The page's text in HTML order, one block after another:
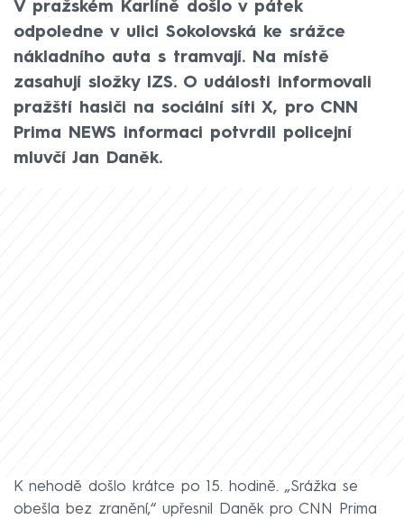
V pražském Karlíně došlo v pátek
odpoledne v ulici Sokolovská ke srážce
nákladního auta s tramvají. Na místě
zasahují složky IZS. O události informovali
pražští hasiči na sociální síti X, pro CNN
Prima NEWS informaci potvrdil policejní
mluvčí Jan Daněk.
K nehodě došlo krátce po 15. hodině. „Srážka se
obešla bez zranění,“ upřesnil Daněk pro CNN Prima